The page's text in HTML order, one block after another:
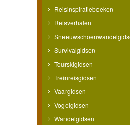
Reisinspiratieboeken
Reisverhalen
Survivalgidsen
Tourskigidsen
Treinreisgidsen
Vaargidsen
Vogelgidsen
Wandelgidsen